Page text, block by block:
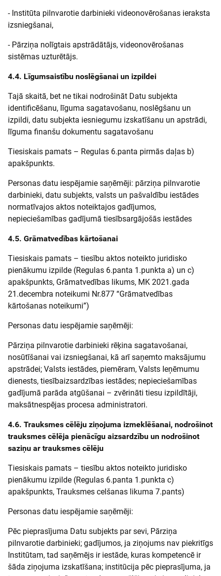
- Institūta pilnvarotie darbinieki videonovērošanas ieraksta
izsniegšanai,
- Pārziņa nolīgtais apstrādātājs, videonovērošanas
sistēmas uzturētājs.
4.4. Līgumsaistību noslēgšanai un izpildei
Tajā skaitā, bet ne tikai nodrošināt Datu subjekta
identificēšanu, līguma sagatavošanu, noslēgšanu un
izpildi, datu subjekta iesniegumu izskatīšanu un apstrādi,
līguma finanšu dokumentu sagatavošanu
Tiesiskais pamats – Regulas 6.panta pirmās daļas b)
apakšpunkts.
Personas datu iespējamie saņēmēji: pārziņa pilnvarotie
darbinieki, datu subjekts, valsts un pašvaldību iestādes
normatīvajos aktos noteiktajos gadījumos,
nepieciešamības gadījumā tiesībsargājošās iestādes
4.5. Grāmatvedības kārtošanai
Tiesiskais pamats – tiesību aktos noteikto juridisko
pienākumu izpilde (Regulas 6.panta 1.punkta a) un c)
apakšpunkts, Grāmatvedības likums, MK 2021.gada
21.decembra noteikumi Nr.877 “Grāmatvedības
kārtošanas noteikumi”)
Personas datu iespējamie saņēmēji:
Pārziņa pilnvarotie darbinieki rēķina sagatavošanai,
nosūtīšanai vai izsniegšanai, kā arī saņemto maksājumu
apstrādei; Valsts iestādes, piemēram, Valsts Ieņēmumu
dienests, tiesībaizsardzības iestādes; nepieciešamības
gadījumā parāda atgūšanai – zvērināti tiesu izpildītāji,
maksātnespējas procesa administratori.
4.6. Trauksmes cēlēju ziņojuma izmeklēšanai, nodrošinot
trauksmes cēlēja pienācīgu aizsardzību un nodrošinot
saziņu ar trauksmes cēlēju
Tiesiskais pamats – tiesību aktos noteikto juridisko
pienākumu izpilde (Regulas 6.panta 1.punkta c)
apakšpunkts, Trauksmes celšanas likuma 7.pants)
Personas datu iespējamie saņēmēji:
Pēc pieprasījuma Datu subjekts par sevi, Pārziņa
pilnvarotie darbinieki; gadījumos, ja ziņojums nav piekritīgs
Institūtam, tad saņēmējs ir iestāde, kuras kompetencē ir
šāda ziņojuma izskatīšana; institūcija pēc pieprasījuma, ja